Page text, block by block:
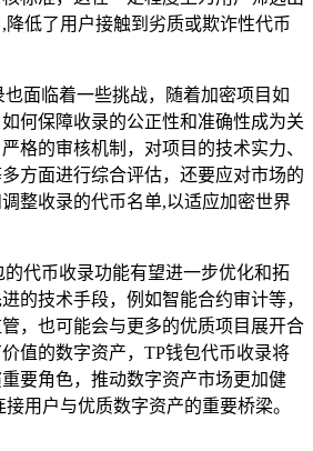
低了用户接触到劣质或欺诈性代币
面临着一些挑战，随着加密项目如
何保障收录的公正性和准确性成为关
格的审核机制，对项目的技术实力、
方面进行综合评估，还要应对市场的
整收录的代币名单,以适应加密世界
的代币收录功能有望进一步优化和拓
的技术手段，例如智能合约审计等，
，也可能会与更多的优质项目展开合
值的数字资产，TP钱包代币收录将
要角色，推动数字资产市场更加健
用户与优质数字资产的重要桥梁。